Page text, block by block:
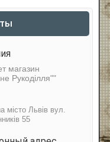
магазин
Рукоділля"
місто Львів вул.
55